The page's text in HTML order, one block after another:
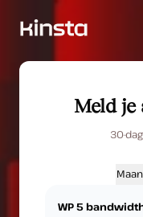
Meld je
30-
WP 5